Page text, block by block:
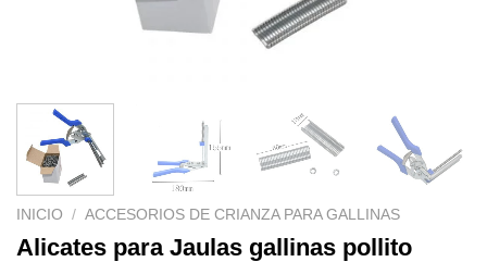
INICIO / ACCESORIOS DE CRIANZA PARA GALLINAS
Alicates para Jaulas gallinas pollito